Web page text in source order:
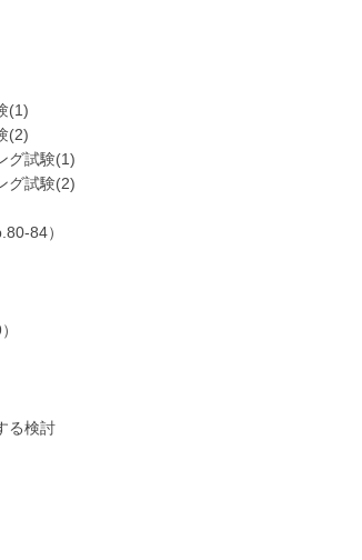
(1)
(2)
試験(1)
試験(2)
84）
検討